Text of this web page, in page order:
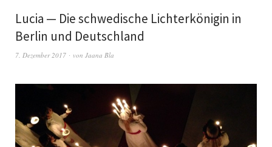
Lucia — Die schwedische Lichterkönigin in
Berlin und Deutschland
7. Dezember 2017 von Jaana Bla